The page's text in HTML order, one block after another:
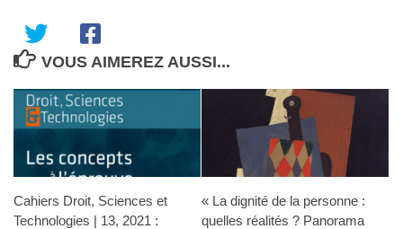
VOUS AIMEREZ AUSSI...
Cahiers Droit, Sciences et
Technologies | 13, 2021 :
« La dignité de la personne :
quelles réalités ? Panorama